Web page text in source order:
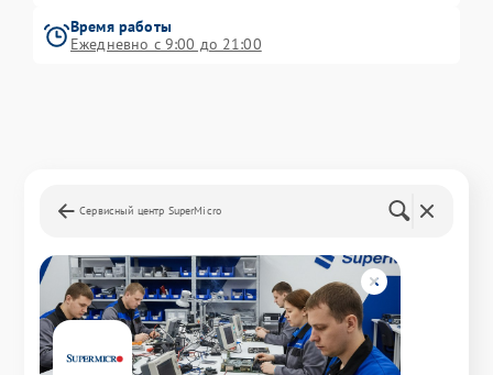
Время работы
Ежедневно с 9:00 до 21:00
Сервисный центр SuperMicro